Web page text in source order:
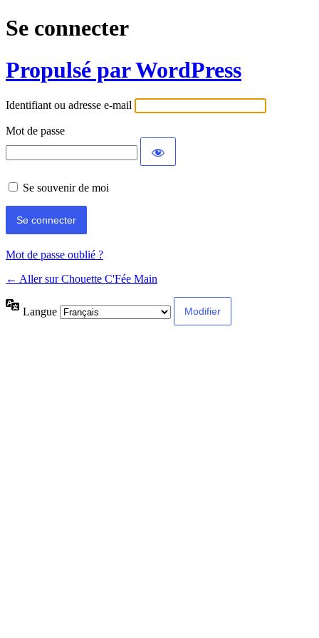
Se connecter
Propulsé par WordPress
Identifiant ou adresse e-mail
Mot de passe
Se souvenir de moi
Mot de passe oublié ?
← Aller sur Chouette C'Fée Main
Langue